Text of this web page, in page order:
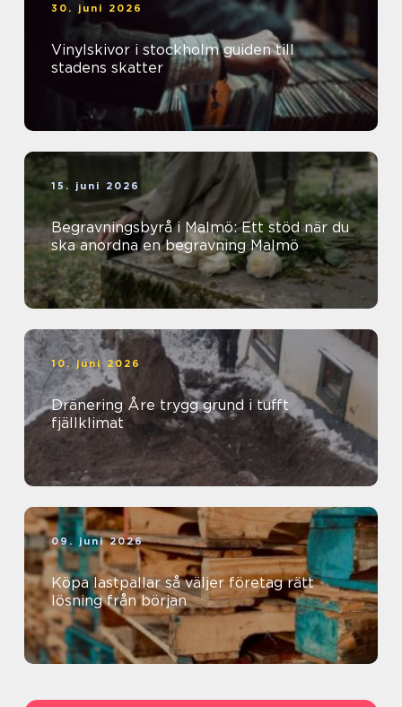
30. juni 2026
Vinylskivor i stockholm guiden till
stadens skatter
15. juni 2026
Begravningsbyrå i Malmö: Ett stöd när du
ska anordna en begravning Malmö
10. juni 2026
Dränering Åre trygg grund i tufft
fjällklimat
09. juni 2026
Köpa lastpallar så väljer företag rätt
lösning från början